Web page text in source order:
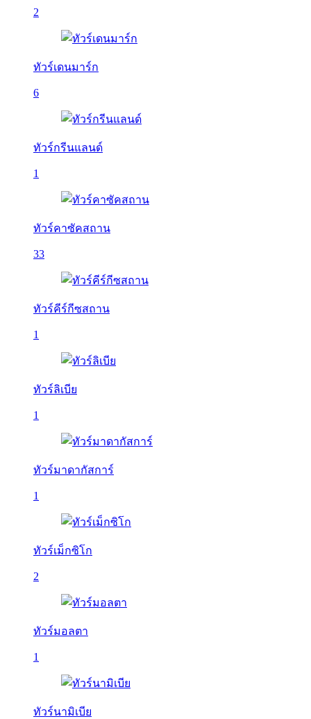
2
ทัวร์เดนมาร์ก
6
ทัวร์กรีนแลนด์
1
ทัวร์คาซัคสถาน
33
ทัวร์คีร์กีซสถาน
1
ทัวร์ลิเบีย
1
ทัวร์มาดากัสการ์
1
ทัวร์เม็กซิโก
2
ทัวร์มอลตา
1
ทัวร์นามิเบีย